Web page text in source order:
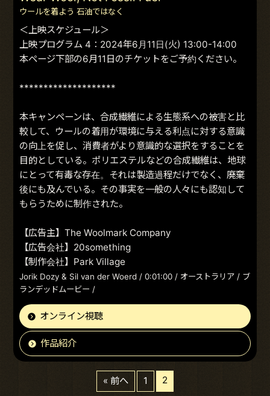
ウールを着よう 石油ではなく
＜上映スケジュール＞
上映プログラム 4：2024年6月11日(火) 13:00-14:00
本ページ下部の6月11日のチケットをご予約ください。
********************
本キャンペーンは、合成繊維による生態系への被害と比
較して、ウールの着用が環境に与える利点に対する意識
の向上を促し、消費者がより意識的な選択をすることを
目的としている。ポリエステルなどの合成繊維は、地球
にとって有毒な存在。それは製造過程だけでなく、廃棄
後にも及んでいる。その事実を一般の人々にも認知して
もらうために制作された。
【広告主】The Woolmark Company
【広告会社】20something
【制作会社】Park Village
Jorik Dozy & Sil van der Woerd / 0:01:00 / オーストラリア / ブ
ランデッドムービー /
オンライン視聴
作品紹介
« 前へ 1 2